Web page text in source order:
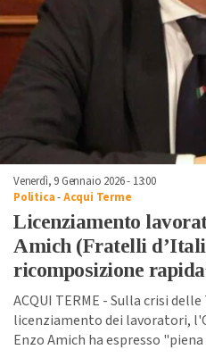
Venerdì, 9 Gennaio 2026 - 13:00
Politica-Acqui Terme
Licenziamento
Amich (Fratelli
ricomposizione
ACQUI TERME - Sulla crisi
licenziamento dei lavoratori,
Enzo Amich ha espresso